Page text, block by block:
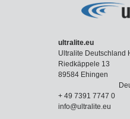
ultralite.eu
Ultralite Deutschland
Riedkäppele 13
89584 Ehingen
+ 49 7391 7747 0
info@ultralite.eu